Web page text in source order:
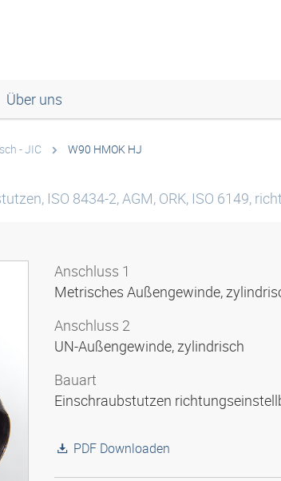
Über uns
- JIC W90 HMOK HJ
ISO 8434-2, AGM, ORK, ISO 6149,
Anschluss 1
Metrisches Außengewinde,
Anschluss 2
UN-Außengewinde, zylindrisch
Bauart
Einschraubstutzen
PDF Downloaden